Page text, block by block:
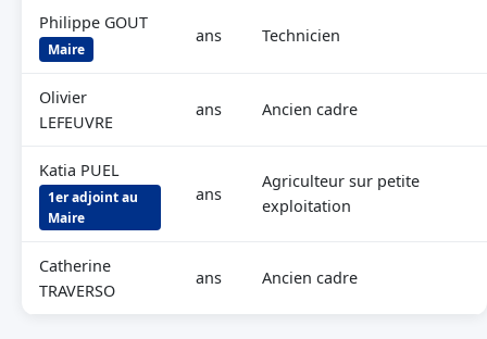
Philippe GOUT
Maire
ans Technicien
Olivier
LEFEUVRE
ans Ancien cadre
Katia PUEL
1er adjoint au
Maire
ans
Agriculteur sur petite
exploitation
Catherine
TRAVERSO
ans Ancien cadre